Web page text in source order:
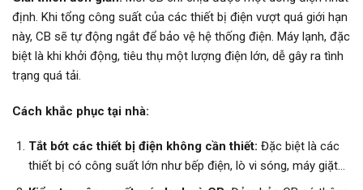
định. Khi tổng công suất của các thiết bị điện vượt quá giới hạn
này, CB sẽ tự động ngắt để bảo vệ hệ thống điện. Máy lạnh, đặc
biệt là khi khởi động, tiêu thụ một lượng điện lớn, dễ gây ra tình
trạng quá tải.
Cách khắc phục tại nhà:
Tắt bớt các thiết bị điện không cần thiết: Đặc biệt là các
thiết bị có công suất lớn như bếp điện, lò vi sóng, máy giặt…